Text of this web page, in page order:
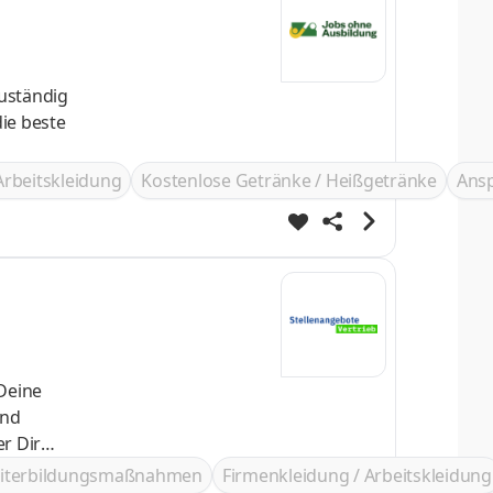
beste
Kostenlose Getränke / Heißgetränke
Firmenkleidung / Arbeitskleidung